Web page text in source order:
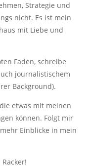
Strategie und
nicht. Es ist mein
mit Liebe und
Faden, schreibe
journalistischem
Background).
etwas mit meinen
können. Folgt mir
Einblicke in mein